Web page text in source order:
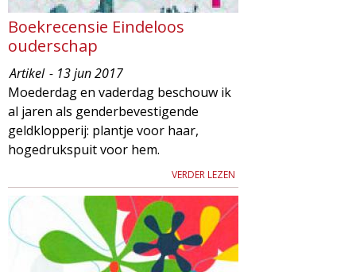
Boekrecensie Eindeloos
ouderschap
Artikel - 13 jun 2017
Moederdag en vaderdag beschouw ik
al jaren als genderbevestigende
geldklopperij: plantje voor haar,
hogedrukspuit voor hem.
VERDER LEZEN